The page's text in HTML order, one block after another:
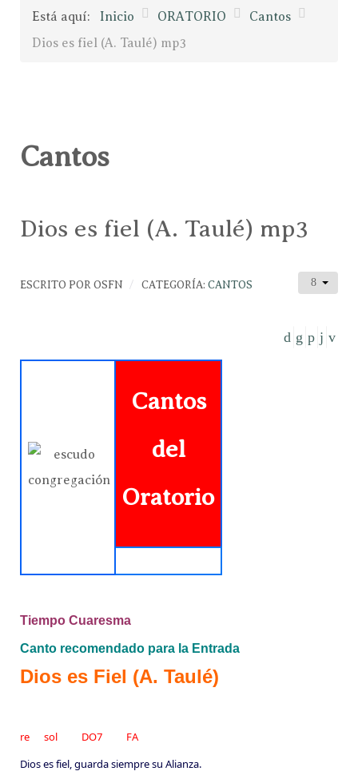
Está aquí: Inicio ORATORIO
Cantos
Dios es fiel (A. Taulé) mp3
Cantos
Dios es fiel (A. Taulé) mp3
ESCRITO POR OSFN CATEGORÍA: CANTOS
Cantos
del
Oratorio
Tiempo Cuaresma
Canto recomendado para la Entrada
Dios es Fiel (A. Taulé)
re sol DO7 FA
Dios es fiel, guarda siempre su Alianza.